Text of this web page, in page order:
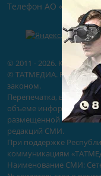
© 2011 - 2026. Казан
© ТАТМЕДИА. Все
законом.
Перепечатка,
объеме информации,
размещенной на сайте,
редакций СМИ.
При поддержке
коммуникациям
Наименование СМИ:
Телефон АО